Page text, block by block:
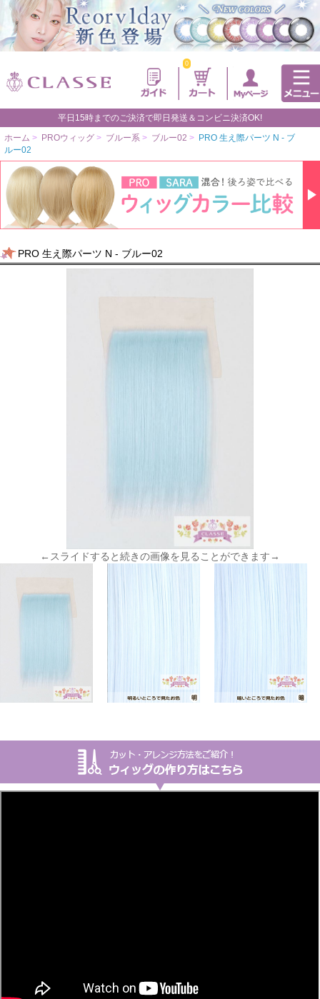
0
平日15時までのご決済で即日発送＆コンビニ決済OK!
ホーム > PROウィッグ > ブルー系 > ブルー02 > PRO 生え際パーツ N - ブ
ルー02
PRO 生え際パーツ N - ブルー02
←スライドすると続きの画像を見ることができます→